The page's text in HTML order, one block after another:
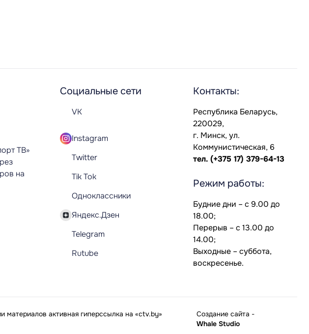
ТВ»
на
Социальные сети
VK
Instagram
Twitter
Tik Tok
Одноклассники
Яндекс.Дзен
Telegram
Rutube
Контакты:
Республика Беларусь,
220029,
г. Минск, ул.
Коммунистическая, 6
тел. (+375 17) 379-64-13
Режим работы:
Будние дни – с 9.00 до
18.00;
Перерыв – с 13.00 до
14.00;
Выходные – суббота,
воскресенье.
активная гиперссылка на «ctv.by»
Создание сайта -
Whale Studio